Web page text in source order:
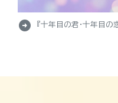
arrow_circle_right 『十年目の君・十年目の